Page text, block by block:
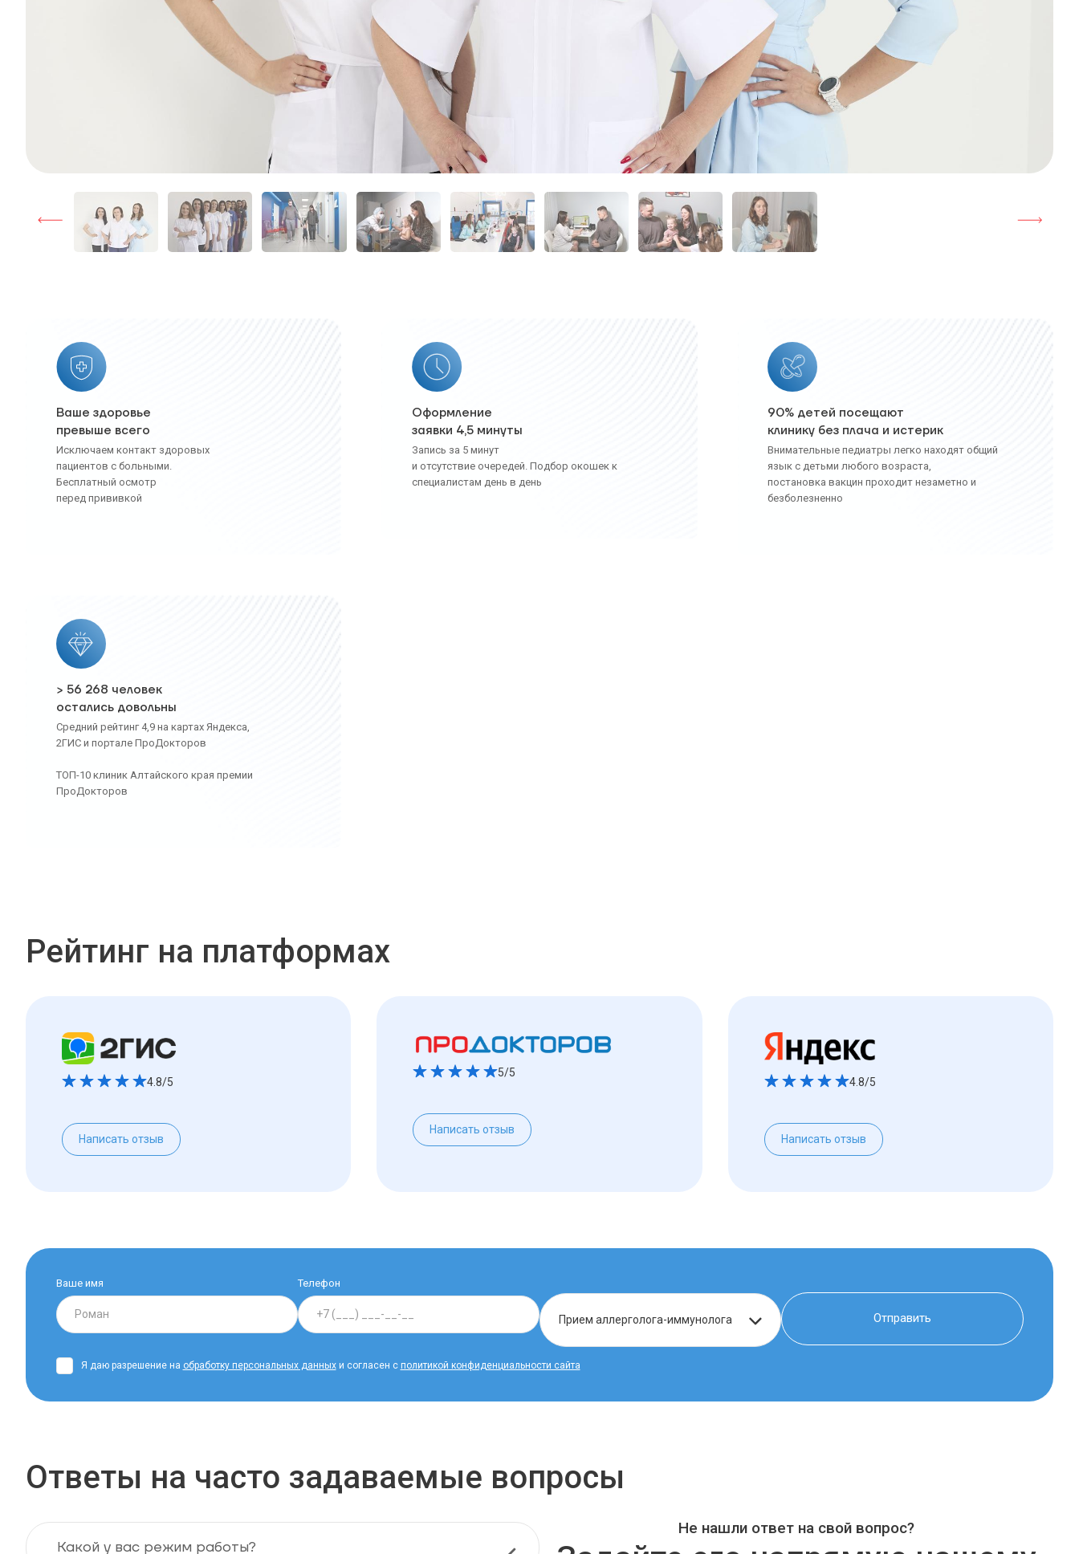
Ваше здоровье
превыше всего
Исключаем контакт здоровых
пациентов с больными.
Бесплатный осмотр
перед прививкой
Оформление
заявки 4,5 минуты
Запись за 5 минут
и отсутствие очередей. Подбор окошек к
специалистам день в день
90% детей посещают
клинику без плача и истерик
Внимательные педиатры легко находят общий
язык с детьми любого возраста,
постановка вакцин проходит незаметно и
безболезненно
> 56 268 человек
остались довольны
Средний рейтинг 4,9 на картах Яндекса,
2ГИС и портале ПроДокторов
ТОП-10 клиник Алтайского края премии
ПроДокторов
Рейтинг на платформах
4.8/5
Написать отзыв
5/5
Написать отзыв
4.8/5
Написать отзыв
Ваше имя Телефон
Я даю разрешение на обработку персональных данныхи согласен с политикой конфиденциальности сайта
Ответы на часто задаваемые вопросы
Какой у вас режим работы?
Не нашли ответ на свой вопрос?